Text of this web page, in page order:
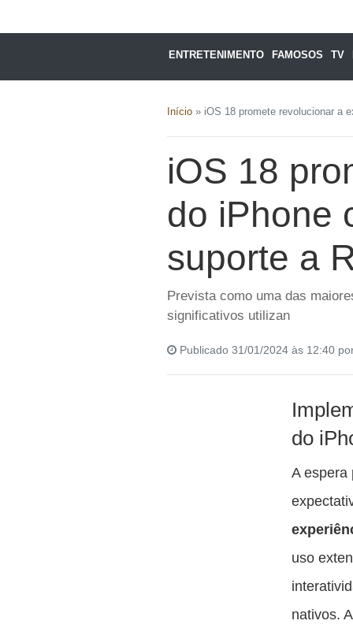
ENTRETENIMENTO FAMOSOS TV
Início » iOS 18 promete revolucionar a
iOS 18
do iPhone
suporte a
Prevista como uma das
significativos utilizan
Publicado 31/01/2024 às 12:40
do
A espera
uso
nativos.